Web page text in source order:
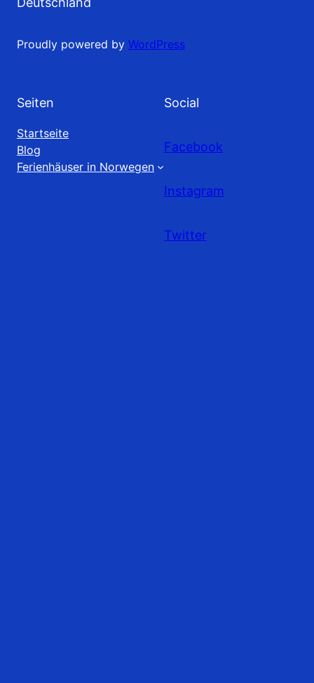
Proudly powered by WordPress
Seiten
Startseite
Blog
Ferienhäuser in Norwegen
Social
Facebook
Instagram
Twitter